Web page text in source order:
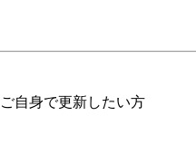
自身で更新したい方